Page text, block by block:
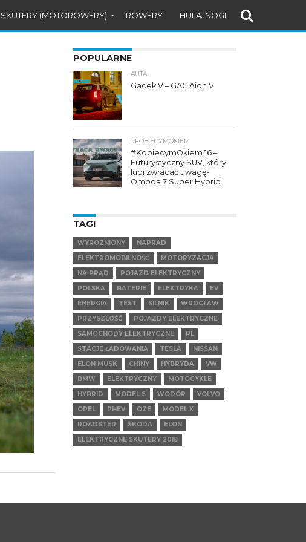
SKUTERY (MOTOROWERY) ROWERY HULAJNOGI
POPULARNE
AUTA
Gacek V – GAC Aion V
#KOBIECYMOKIEM
#KobiecymOkiem 16 –
Futurystyczny SUV, który
lubi zwracać uwagę-
Omoda 7 Super Hybrid
TAGI
WYROZNIONY
NAPRAD
ELEKTROMOBILNOŚĆ
MOTORYZACJA
NA PRĄD
POJAZD ELEKTRYCZNY
POLSKA
BATERIE ELEKTRYKA
EV
ENERGIA
TEST SILNIK
WROCŁAW
PRZYSZŁOŚĆ
POJAZDY ELEKTRYCZNE
SAMOCHODY ELEKTRYCZNE
PL
STACJE ŁADOWANIA
TESLA
NISSAN
ELON MUSK
CHINY HYBRYDA
VW
BMW
ELEKTRYCZNY
MOTOCYKLE
HYBRID
MODEL S WODÓR
VOLVO
OPEL
PHEV OZE
MODEL X
ROADSTER
SKODA
ELON
ELEKTRYCZNE SKUTERY 2018